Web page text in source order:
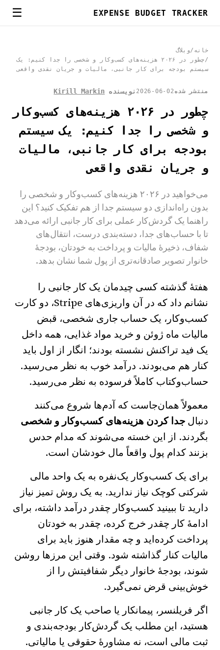
EXPENSE BUDGET TRACKER
☰
خانه /وبلاگ
/
چطور در ۲۰۲۶ هزینه‌های کسب‌وکار و شخصی را جدا کنیم: یک
سیستم بودجه برای کار جانبی، مالیات و جریان نقدی واقعی
منتشر شده 2026-06-02 نویسنده Kirill Markin
چطور در ۲۰۲۶ هزینه‌های کسب‌وکار
و شخصی را جدا کنیم: یک سیستم
بودجه برای کار جانبی، مالیات
و جریان نقدی واقعی
می‌خواهید در ۲۰۲۶ هزینه‌های کسب‌وکار و شخصی را
بدون راه‌اندازی دو سیستم جدا از هم تفکیک کنید؟ این
راهنما یک گردش‌کار عملی برای کار جانبی ارائه می‌دهد
تا با حساب‌های جدا، دسته‌بندی درست، انتقال‌های
شفاف، ذخیرهٔ مالیات و پرداخت به خودتان، بودجهٔ
خانوار تصویر صادقانه‌تری از پول شما نشان بدهد.
هفتهٔ گذشته کسی چیدمان یک کار جانبی را
نشانم داد که در آن واریزی‌های Stripe، دو کارت
کسب‌وکار، یک حساب جاری شخصی، قبض
مالیات ماه ژوئن و خرید مواد غذایی، همه داخل
یک فید تراکنش نشسته بودند؛ انگار از اول باید
کنار هم می‌بودند. درآمد خوب به نظر می‌رسید.
حساب‌وکتاب کاملاً فرسوده به نظر می‌رسید.
معمولاً همان‌جاست که آدم‌ها شروع می‌کنند
دنبال جدا کردن هزینه‌های کسب‌وکار و شخصی
بگردند. از این خسته می‌شوند که مدام حدس
بزنند کدام پول واقعاً مال خودشان است.
برای یک کسب‌وکار یک‌نفره به یک واحد مالی
شرکتی کوچک نیاز ندارید. به یک روش تمیز نیاز
دارید تا ببینید کسب‌وکار چقدر درآمد داشته، برای
ادامهٔ کار چقدر خرج کرده، چقدر به خودتان
پرداخت کرده‌اید و چه مقدار هنوز باید برای
مالیات کنار گذاشته شود. وقتی این مرزها روشن
شوند، بودجهٔ خانوار دیگر شفافیتش را از
خوش‌بینی قرض نمی‌گیرد.
اگر فریلنسر، پیمانکار یا صاحب یک کار جانبی
هستید، این مطلب یک گردش‌کار بودجه‌بندی و
ثبت مالی است، نه مشاورهٔ حقوقی یا مالیاتی.